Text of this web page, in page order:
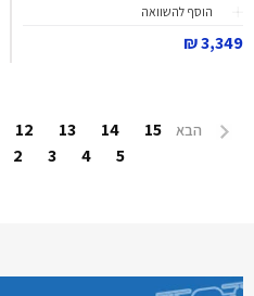
הוסף להשוואה
3,349 ₪
הבא 15
14
13
12
5
4
3
2